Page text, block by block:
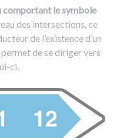
comportant le symbole
des intersections, ce
de l’existence d’un
de se diriger vers
ci.